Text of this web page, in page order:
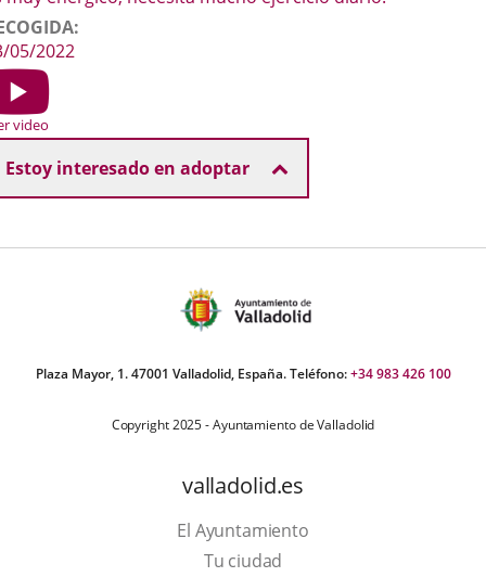
05/2022
video
Estoy interesado en adoptar
Plaza Mayor, 1. 47001 Valladolid, España. Teléfono:+34 983 426 100
Copyright 2025 - Ayuntamiento de Valladolid
valladolid.es
El Ayuntamiento
Tu ciudad